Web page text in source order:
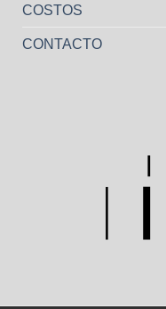
COSTOS
CONTACTO